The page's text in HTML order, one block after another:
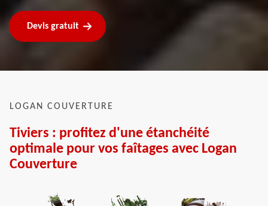
Devis gratuit
LOGAN COUVERTURE
Tiviers : profitez d'une étanchéité
optimale pour vos faîtages avec Logan
Couverture